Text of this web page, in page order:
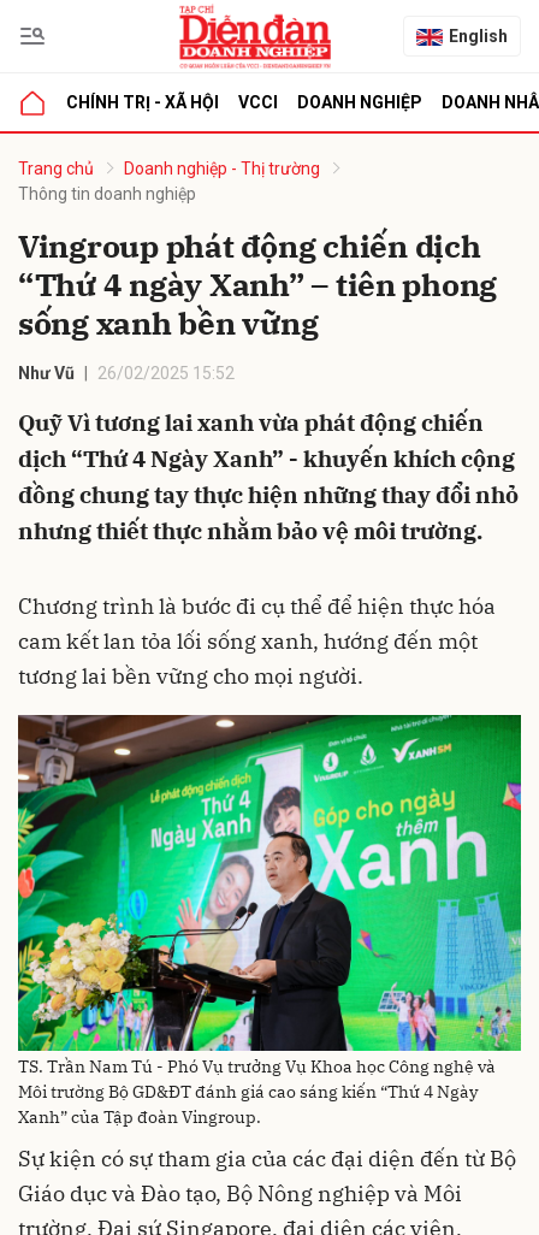
English
CHÍNH TRỊ - XÃ HỘI VCCI DOANH NGHIỆP DOANH
Trang chủ
Doanh nghiệp - Thị trường
Thông tin doanh nghiệp
Vingroup phát động chiến dịch
“Thứ 4 ngày Xanh” – tiên phong
sống xanh bền vững
Như Vũ 26/02/2025 15:52
Quỹ Vì tương lai xanh vừa phát động chiến
dịch “Thứ 4 Ngày Xanh” - khuyến khích cộng
đồng chung tay thực hiện những thay đổi nhỏ
nhưng thiết thực nhằm bảo vệ môi trường.
Chương trình là bước đi cụ thể để hiện thực hóa
cam kết lan tỏa lối sống xanh, hướng đến một
tương lai bền vững cho mọi người.
TS. Trần Nam Tú - Phó Vụ trưởng Vụ Khoa học Công nghệ và
Môi trường Bộ GD&ĐT đánh giá cao sáng kiến “Thứ 4 Ngày
Xanh” của Tập đoàn Vingroup.
Sự kiện có sự tham gia của các đại diện đến từ Bộ
Giáo dục và Đào tạo, Bộ Nông nghiệp và Môi
trường, Đại sứ Singapore, đại diện các viện,
luận